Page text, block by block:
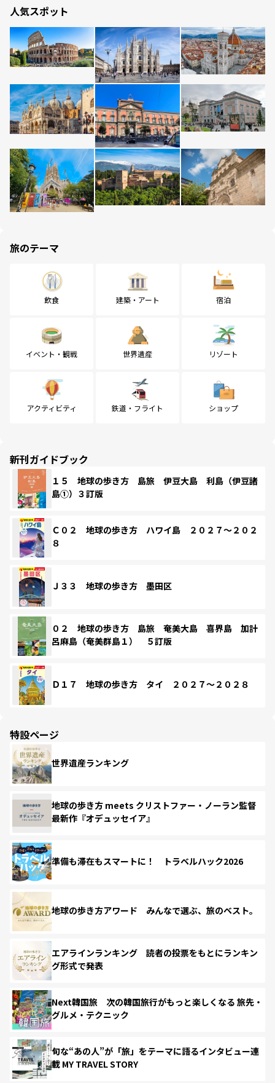
人気スポット
旅のテーマ
飲食 建築・アート 宿泊
イベント・観戦 世界遺産 リゾート
アクティビティ 鉄道・フライト ショップ
新刊ガイドブック
１５ 地球の歩き方 島旅 伊豆大島 利島（伊豆諸
島①）３訂版
Ｃ０２ 地球の歩き方 ハワイ島 ２０２７～２０２
８
Ｊ３３ 地球の歩き方 墨田区
０２ 地球の歩き方 島旅 奄美大島 喜界島 加計
呂麻島（奄美群島１） ５訂版
Ｄ１７ 地球の歩き方 タイ ２０２７～２０２８
特設ページ
世界遺産ランキング
地球の歩き方 meets クリストファー・ノーラン監督
最新作『オデュッセイア』
準備も滞在もスマートに！ トラベルハック2026
地球の歩き方アワード みんなで選ぶ、旅のベスト。
エアラインランキング 読者の投票をもとにランキン
グ形式で発表
Next韓国旅 次の韓国旅行がもっと楽しくなる 旅先・
グルメ・テクニック
旬な“あの人”が「旅」をテーマに語るインタビュー連
載 MY TRAVEL STORY